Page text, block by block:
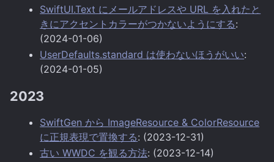
SwiftUI.Text にメールアドレスや URL を入れたと
きにアクセントカラーがつかないようにする:
(2024-01-06)
UserDefaults.standard は使わないほうがいい:
(2024-01-05)
2023
SwiftGen から ImageResource & ColorResource
に正規表現で置換する: (2023-12-31)
古い WWDC を観る方法: (2023-12-14)